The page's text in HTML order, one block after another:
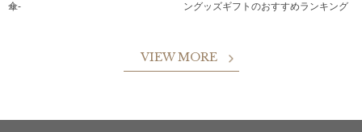
傘-
ングッズギフトのおすすめランキング
VIEW MORE